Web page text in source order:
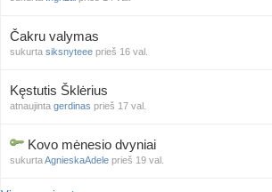
Čakru valymas
sukurta siksnyteee prieš 16 val.
Kęstutis Šklėrius
atnaujinta gerdinas prieš 17 val.
Kovo mėnesio dvyniai
sukurtaAgnieskaAdele prieš 19 val.